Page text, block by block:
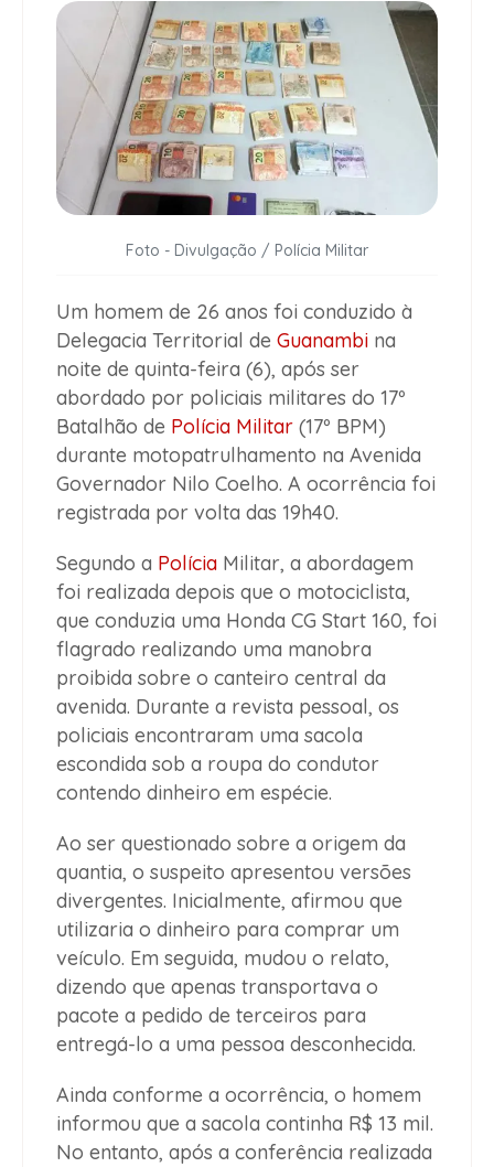
Foto - Divulgação / Polícia Militar
Um homem de 26 anos foi conduzido à
Delegacia Territorial de Guanambi na
noite de quinta-feira (6), após ser
abordado por policiais militares do 17º
Batalhão de Polícia Militar (17º BPM)
durante motopatrulhamento na Avenida
Governador Nilo Coelho. A ocorrência foi
registrada por volta das 19h40.
Segundo a Polícia Militar, a abordagem
foi realizada depois que o motociclista,
que conduzia uma Honda CG Start 160, foi
flagrado realizando uma manobra
proibida sobre o canteiro central da
avenida. Durante a revista pessoal, os
policiais encontraram uma sacola
escondida sob a roupa do condutor
contendo dinheiro em espécie.
Ao ser questionado sobre a origem da
quantia, o suspeito apresentou versões
divergentes. Inicialmente, afirmou que
utilizaria o dinheiro para comprar um
veículo. Em seguida, mudou o relato,
dizendo que apenas transportava o
pacote a pedido de terceiros para
entregá-lo a uma pessoa desconhecida.
Ainda conforme a ocorrência, o homem
informou que a sacola continha R$ 13 mil.
No entanto, após a conferência realizada